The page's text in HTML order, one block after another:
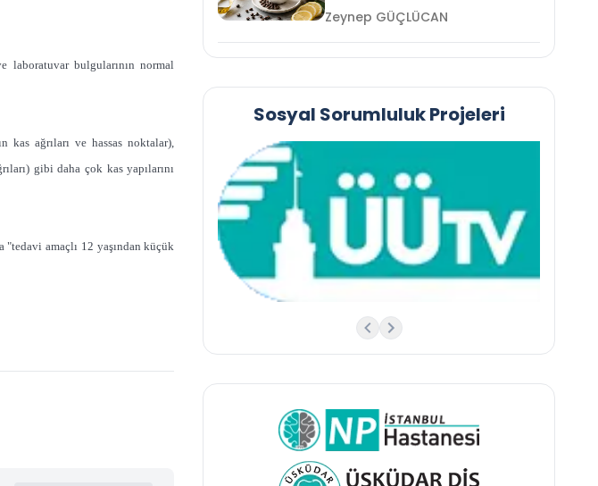
laboratuvar bulgularının normal
ağrıları ve hassas noktalar),
gibi daha çok kas yapılarını
"tedavi amaçlı 12 yaşından küçük
Zeynep GÜÇLÜCAN
Sosyal Sorumluluk Projeleri